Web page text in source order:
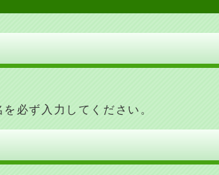
必ず入力してください。